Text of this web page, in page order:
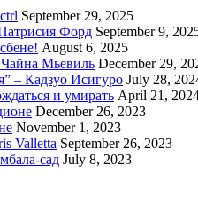
September 29, 2025
Форд September 9,
August 6, 2025
Мьевиль December 29,
– Кадзуо Исигуро July 28,
и умирать April 21,
December 26, 2023
November 1, 2023
Valletta September 26, 2023
сад July 8, 2023